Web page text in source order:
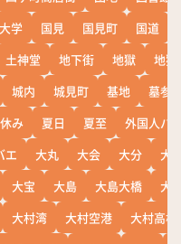
学 国見 国見町 国道
土神堂 地下街 地獄
地獄
城内 城見町 基地
墓参
み 夏日 夏至
外国人バ
エ 大丸 大会 大分
大
大宝 大島 大島大橋
大
大村湾 大村空港
大村高校